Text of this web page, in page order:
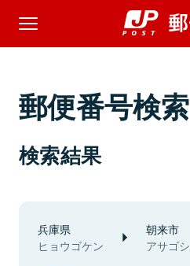
郵便番号検索
検索結果
兵庫県
ヒョウゴケン
朝来市
アサゴシ